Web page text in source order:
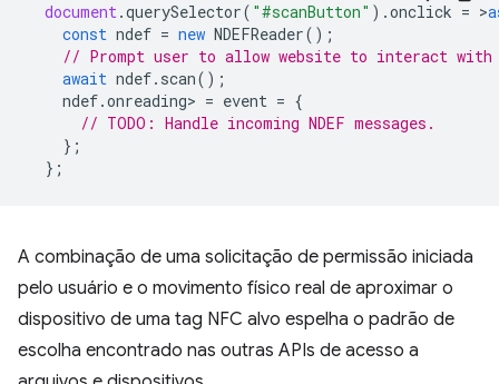
document.querySelector( "#scanButton" ).onclick = >
const ndef = new NDEFReader();
// Prompt user to allow website to interact with
await ndef. scan();
ndef.onreading> = event = {
// TODO: Handle incoming NDEF messages.
};
};
A combinação de uma solicitação de permissão iniciada
pelo usuário e o movimento físico real de aproximar o
dispositivo de uma tag NFC alvo espelha o padrão de
escolha encontrado nas outras APIs de acesso a